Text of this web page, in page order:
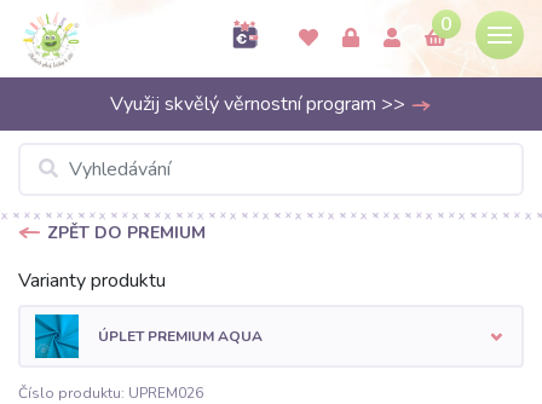
0
Využij skvělý věrnostní program >>
ZPĚT DO PREMIUM
Varianty produktu
ÚPLET PREMIUM AQUA
Číslo produktu: UPREM026